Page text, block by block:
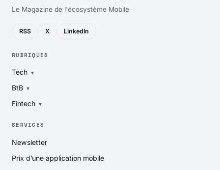
Le Magazine de l'écosystème Mobile
RSS X LinkedIn
RUBRIQUES
Tech
BtB
Fintech
SERVICES
Newsletter
Prix d’une application mobile